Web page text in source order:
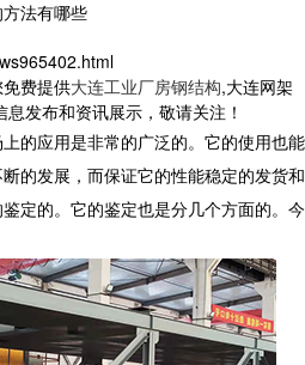
法有哪些
费提供大连工业厂房钢结构,大连网架
发布和资讯展示，敬请关注！
的应用是非常的广泛的。它的使用也能
的发展，而保证它的性能稳定的发货和
定的。它的鉴定也是分几个方面的。今